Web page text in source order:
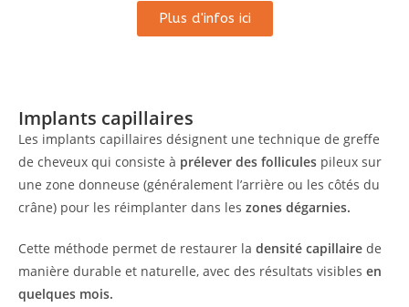
Plus d'infos ici
Implants capillaires
Les implants capillaires désignent une technique de greffe
de cheveux qui consiste à prélever des follicules pileux sur
une zone donneuse (généralement l’arrière ou les côtés du
crâne) pour les réimplanter dans les zones dégarnies.
Cette méthode permet de restaurer la densité capillaire de
manière durable et naturelle, avec des résultats visibles en
quelques mois.